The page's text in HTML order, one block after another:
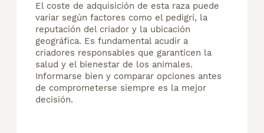
El coste de adquisición de esta raza puede
variar según factores como el pedigrí, la
reputación del criador y la ubicación
geográfica. Es fundamental acudir a
criadores responsables que garanticen la
salud y el bienestar de los animales.
Informarse bien y comparar opciones antes
de comprometerse siempre es la mejor
decisión.